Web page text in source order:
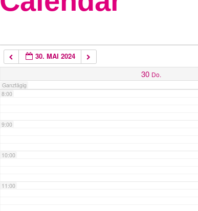
30. MAI 2024
30 Do.
Ganztägig
5:00
7:00
8:00
9:00
10:00
11:00